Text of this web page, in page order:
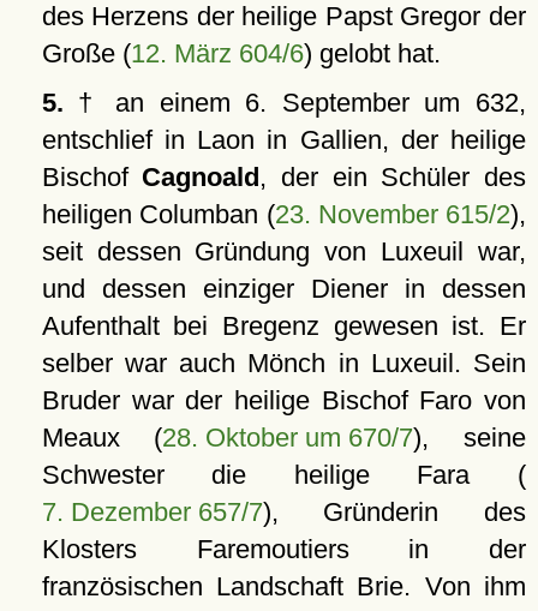
des Herzens der heilige Papst Gregor der
Große (12. März 604/6) gelobt hat.
5. † an einem 6. September um 632,
entschlief in Laon in Gallien, der heilige
Bischof Cagnoald, der ein Schüler des
heiligen Columban (23. November 615/2),
seit dessen Gründung von Luxeuil war,
und dessen einziger Diener in dessen
Aufenthalt bei Bregenz gewesen ist. Er
selber war auch Mönch in Luxeuil. Sein
Bruder war der heilige Bischof Faro von
Meaux (28. Oktober um 670/7), seine
Schwester die heilige Fara (
7. Dezember 657/7), Gründerin des
Klosters Faremoutiers in der
französischen Landschaft Brie. Von ihm